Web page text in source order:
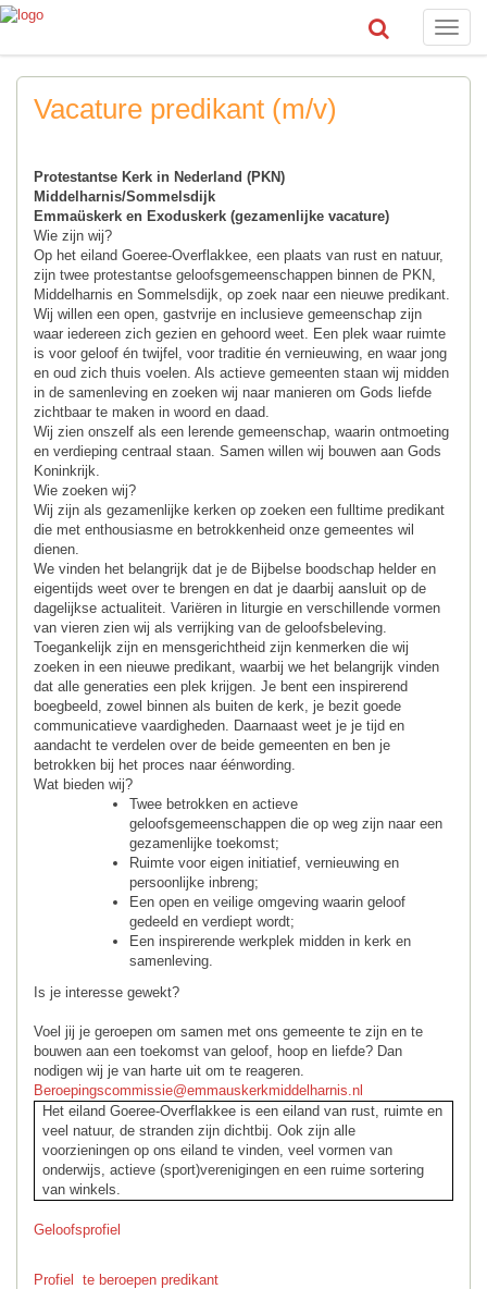
Toggle
Vacature predikant (m/v)
Protestantse Kerk in Nederland (PKN)
Middelharnis/Sommelsdijk
Emmaüskerk en Exoduskerk (gezamenlijke vacature)
Wie zijn wij?
Op het eiland Goeree-Overflakkee, een plaats van rust en natuur,
zijn twee protestantse geloofsgemeenschappen binnen de PKN,
Middelharnis en Sommelsdijk, op zoek naar een nieuwe predikant.
Wij willen een open, gastvrije en inclusieve gemeenschap zijn
waar iedereen zich gezien en gehoord weet. Een plek waar ruimte
is voor geloof én twijfel, voor traditie én vernieuwing, en waar jong
en oud zich thuis voelen. Als actieve gemeenten staan wij midden
in de samenleving en zoeken wij naar manieren om Gods liefde
zichtbaar te maken in woord en daad.
Wij zien onszelf als een lerende gemeenschap, waarin ontmoeting
en verdieping centraal staan. Samen willen wij bouwen aan Gods
Koninkrijk.
Wie zoeken wij?
Wij zijn als gezamenlijke kerken op zoeken een fulltime predikant
die met enthousiasme en betrokkenheid onze gemeentes wil
dienen.
We vinden het belangrijk dat je de Bijbelse boodschap helder en
eigentijds weet over te brengen en dat je daarbij aansluit op de
dagelijkse actualiteit. Variëren in liturgie en verschillende vormen
van vieren zien wij als verrijking van de geloofsbeleving.
Toegankelijk zijn en mensgerichtheid zijn kenmerken die wij
zoeken in een nieuwe predikant, waarbij we het belangrijk vinden
dat alle generaties een plek krijgen. Je bent een inspirerend
boegbeeld, zowel binnen als buiten de kerk, je bezit goede
communicatieve vaardigheden. Daarnaast weet je je tijd en
aandacht te verdelen over de beide gemeenten en ben je
betrokken bij het proces naar éénwording.
Wat bieden wij?
Twee betrokken en actieve
geloofsgemeenschappen die op weg zijn naar een
gezamenlijke toekomst;
Ruimte voor eigen initiatief, vernieuwing en
persoonlijke inbreng;
Een open en veilige omgeving waarin geloof
gedeeld en verdiept wordt;
Een inspirerende werkplek midden in kerk en
samenleving.
Is je interesse gewekt?
Voel jij je geroepen om samen met ons gemeente te zijn en te
bouwen aan een toekomst van geloof, hoop en liefde? Dan
nodigen wij je van harte uit om te reageren.
Beroepingscommissie@emmauskerkmiddelharnis.nl
Het eiland Goeree-Overflakkee is een eiland van rust, ruimte en
veel natuur, de stranden zijn dichtbij. Ook zijn alle
voorzieningen op ons eiland te vinden, veel vormen van
onderwijs, actieve (sport)verenigingen en een ruime sortering
van winkels.
Geloofsprofiel
Profiel te beroepen predikant